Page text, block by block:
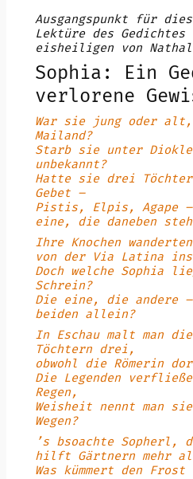
Ausgangspunkt für
Lektüre des Gedichtes
eisheiligen von
Sophia: Ein
verlorene
War sie jung oder alt,
Mailand?
Starb sie unter
unbekannt?
Hatte sie drei Töchter
Gebet –
Pistis, Elpis, Agape –
eine, die daneben
Ihre Knochen
von der Via Latina
Doch welche Sophia
Schrein?
Die eine, die andere
beiden allein?
In Eschau malt man
Töchtern drei,
obwohl die Römerin
Die Legenden
Regen,
Weisheit nennt man
Wegen?
’s bsoachte Sopherl,
hilft Gärtnern mehr
Was kümmert den